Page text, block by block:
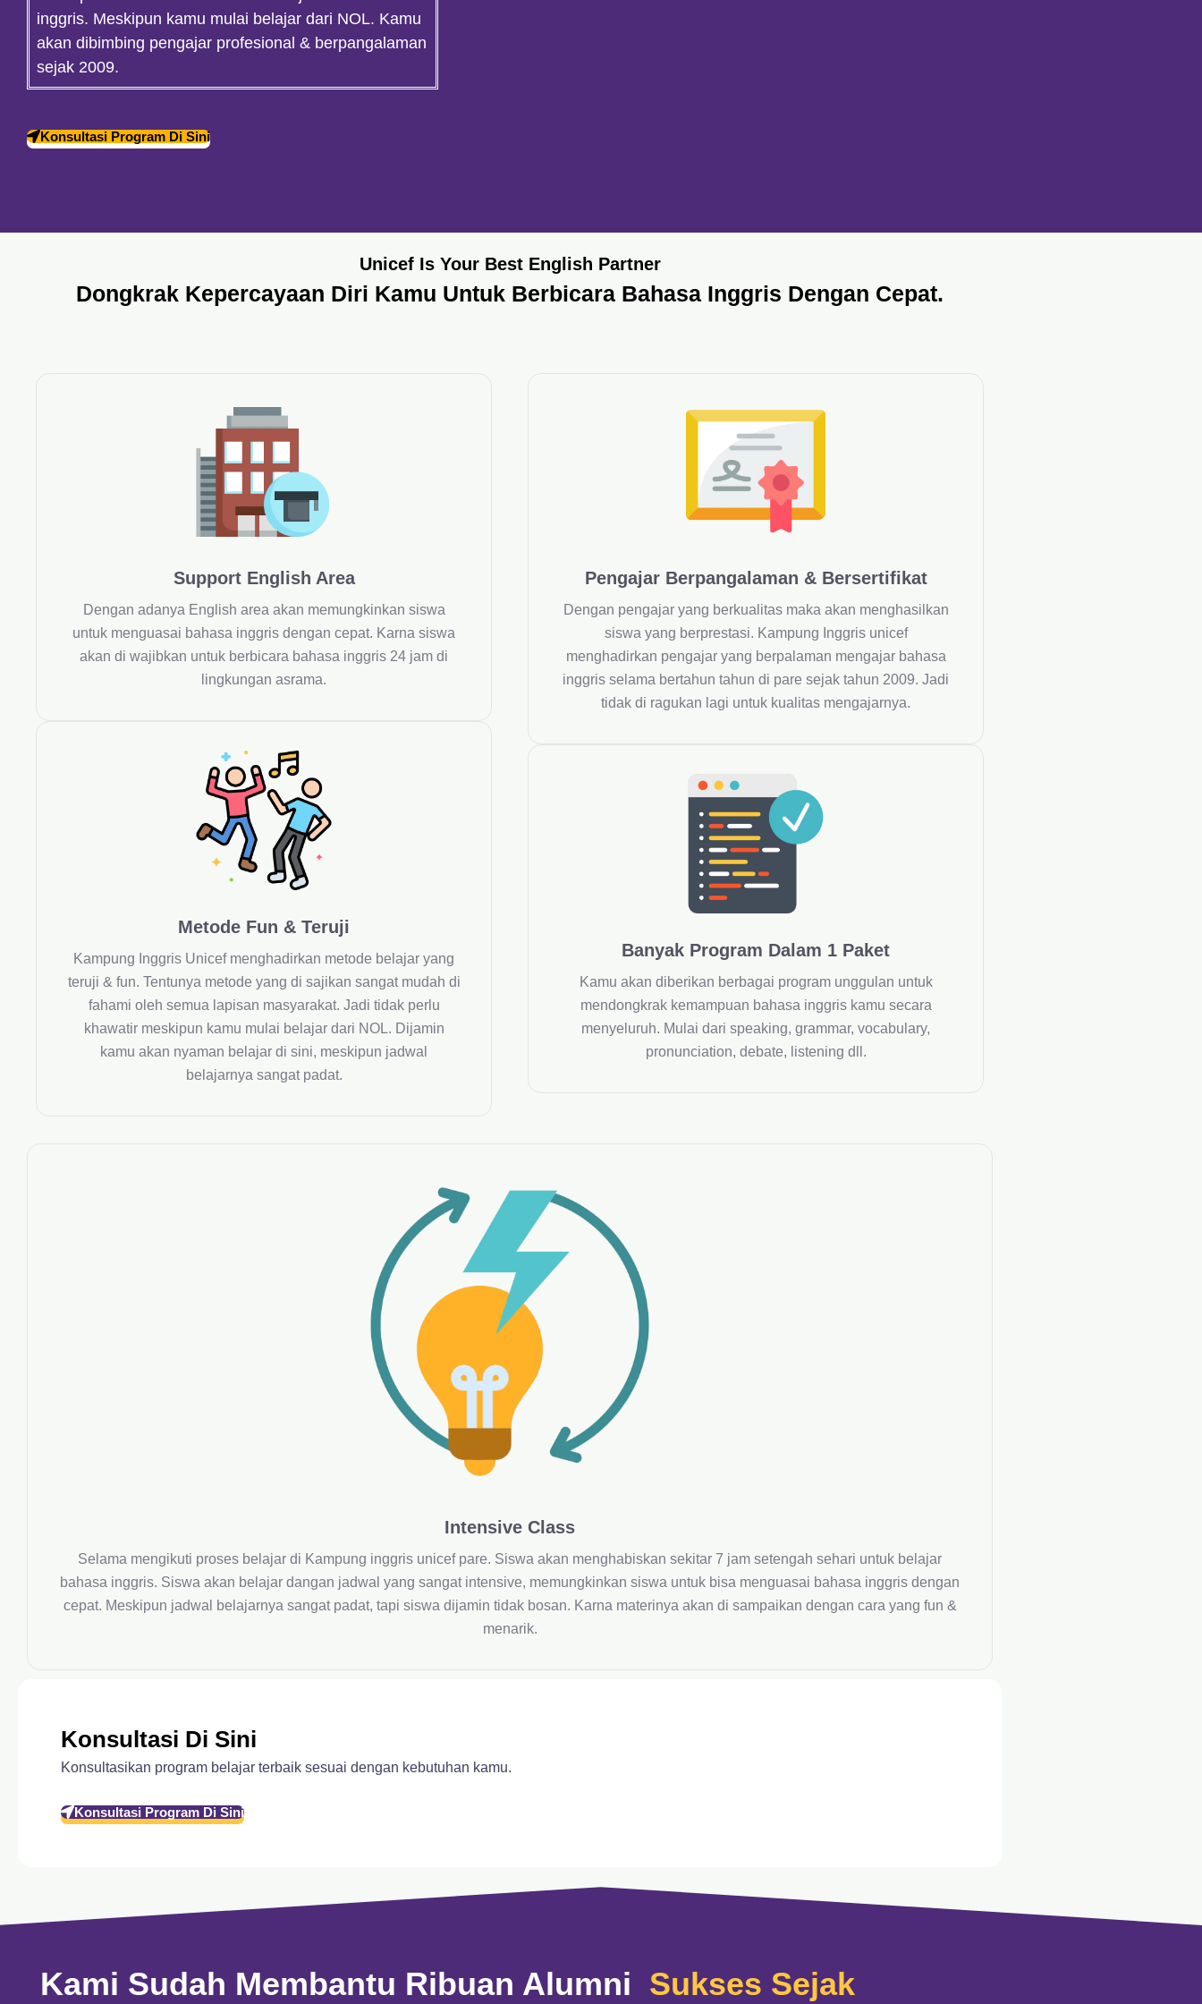
inggris. Meskipun kamu mulai belajar dari NOL. Kamu
akan dibimbing pengajar profesional & berpangalaman
sejak 2009.
Konsultasi Program Di Sini
Unicef Is Your Best English Partner
Dongkrak Kepercayaan Diri Kamu Untuk Berbicara Bahasa Inggris Dengan Cepat.
Support English Area
Dengan adanya English area akan memungkinkan siswa
untuk menguasai bahasa inggris dengan cepat. Karna siswa
akan di wajibkan untuk berbicara bahasa inggris 24 jam di
lingkungan asrama.
Metode Fun & Teruji
Kampung Inggris Unicef menghadirkan metode belajar yang
teruji & fun. Tentunya metode yang di sajikan sangat mudah di
fahami oleh semua lapisan masyarakat. Jadi tidak perlu
khawatir meskipun kamu mulai belajar dari NOL. Dijamin
kamu akan nyaman belajar di sini, meskipun jadwal
belajarnya sangat padat.
Pengajar Berpangalaman & Bersertifikat
Dengan pengajar yang berkualitas maka akan menghasilkan
siswa yang berprestasi. Kampung Inggris unicef
menghadirkan pengajar yang berpalaman mengajar bahasa
inggris selama bertahun tahun di pare sejak tahun 2009. Jadi
tidak di ragukan lagi untuk kualitas mengajarnya.
Banyak Program Dalam 1 Paket
Kamu akan diberikan berbagai program unggulan untuk
mendongkrak kemampuan bahasa inggris kamu secara
menyeluruh. Mulai dari speaking, grammar, vocabulary,
pronunciation, debate, listening dll.
Intensive Class
Selama mengikuti proses belajar di Kampung inggris unicef pare. Siswa akan menghabiskan sekitar 7 jam setengah sehari untuk belajar
bahasa inggris. Siswa akan belajar dangan jadwal yang sangat intensive, memungkinkan siswa untuk bisa menguasai bahasa inggris dengan
cepat. Meskipun jadwal belajarnya sangat padat, tapi siswa dijamin tidak bosan. Karna materinya akan di sampaikan dengan cara yang fun &
menarik.
Konsultasi Di Sini
Konsultasikan program belajar terbaik sesuai dengan kebutuhan kamu.​​
Konsultasi Program Di Sini
Kami Sudah Membantu Ribuan Alumni ​ Sukses Sejak